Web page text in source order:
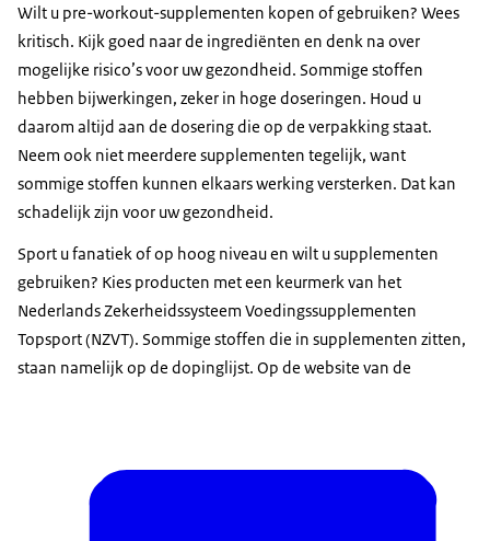
Wilt u pre-workout-supplementen kopen of gebruiken? Wees
kritisch. Kijk goed naar de ingrediënten en denk na over
mogelijke risico’s voor uw gezondheid. Sommige stoffen
hebben bijwerkingen, zeker in hoge doseringen. Houd u
daarom altijd aan de dosering die op de verpakking staat.
Neem ook niet meerdere supplementen tegelijk, want
sommige stoffen kunnen elkaars werking versterken. Dat kan
schadelijk zijn voor uw gezondheid.
Sport u fanatiek of op hoog niveau en wilt u supplementen
gebruiken? Kies producten met een keurmerk van het
Nederlands Zekerheidssysteem Voedingssupplementen
Topsport (NZVT). Sommige stoffen die in supplementen zitten,
staan namelijk op de dopinglijst. Op de website van de